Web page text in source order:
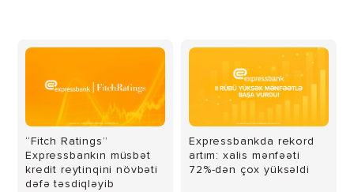
“Fitch Ratings”
Expressbankın müsbət
kredit reytinqini növbəti
dəfə təsdiqləyib
Expressbankda rekord
artım: xalis mənfəəti
72%-dən çox yüksəldi